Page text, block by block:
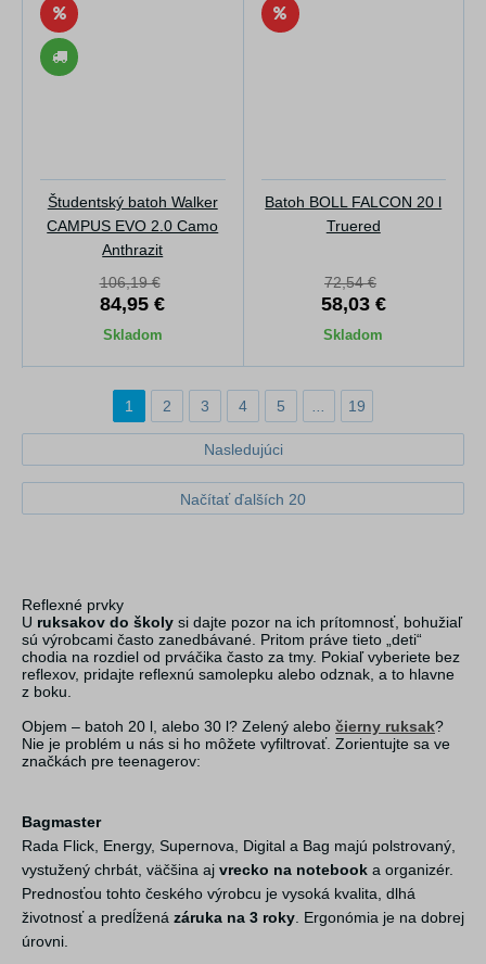
Študentský batoh Walker
CAMPUS EVO 2.0 Camo
Anthrazit
106,19 €
84,95 €
Skladom
Batoh BOLL FALCON 20 l
Truered
72,54 €
58,03 €
Skladom
1 2 3 4 5 19
Nasledujúci
Načítať ďalších 20
Reflexné prvky
U ruksakov do školy si dajte pozor na ich prítomnosť, bohužiaľ
sú výrobcami často zanedbávané. Pritom práve tieto „deti“
chodia na rozdiel od prváčika často za tmy. Pokiaľ vyberiete bez
reflexov, pridajte reflexnú samolepku alebo odznak, a to hlavne
z boku.
Objem – batoh 20 l, alebo 30 l? Zelený alebo čierny ruksak?
Nie je problém u nás si ho môžete vyfiltrovať. Zorientujte sa ve
značkách pre teenagerov:
Bagmaster
Rada Flick, Energy, Supernova, Digital a Bag majú polstrovaný,
vystužený chrbát, väčšina aj vrecko na notebook a organizér.
Prednosťou tohto českého výrobcu je vysoká kvalita, dlhá
životnosť a predĺžená záruka na 3 roky . Ergonómia je na dobrej
úrovni.